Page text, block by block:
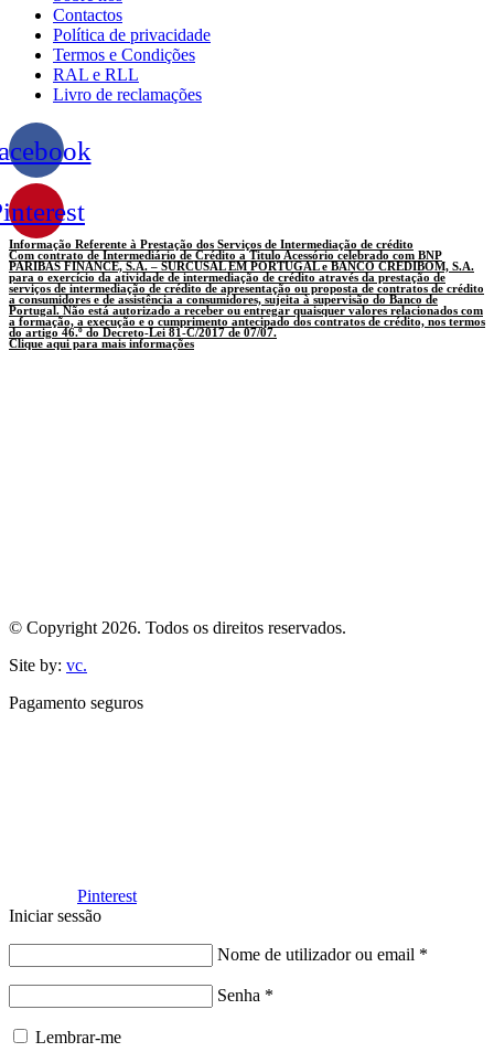
Contactos
Política de privacidade
Termos e Condições
RAL e RLL
Livro de reclamações
Informação Referente à Prestação dos Serviços de Intermediação de crédito
Com contrato de Intermediário de Crédito a Titulo Acessório celebrado com BNP
PARIBAS FINANCE, S.A. – SURCUSAL EM PORTUGAL e BANCO CREDIBOM, S.A.
para o exercício da atividade de intermediação de crédito através da prestação de
serviços de intermediação de crédito de apresentação ou proposta de contratos de crédito
a consumidores e de assistência a consumidores, sujeita à supervisão do Banco de
Portugal. Não está autorizado a receber ou entregar quaisquer valores relacionados com
a formação, a execução e o cumprimento antecipado dos contratos de crédito, nos termos
do artigo 46.º do Decreto-Lei 81-C/2017 de 07/07.
Clique aqui para mais informações
© Copyright 2026. Todos os direitos reservados.
Site by: vc.
Pagamento seguros
Pinterest
Iniciar sessão
Nome de utilizador ou email *
Senha *
Lembrar-me